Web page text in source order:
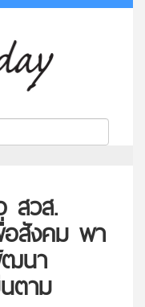
สวส.
อสังคม พา
นา
ตาม